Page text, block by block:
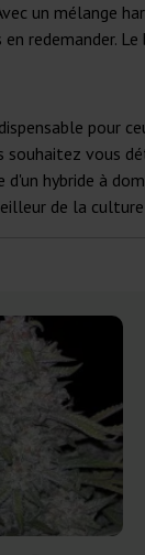
un mélange
redemander.
pour
vous
hybride à
de la